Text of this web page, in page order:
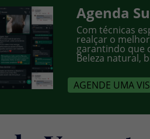
Agenda
Com técnicas
realçar o
garantindo que
Beleza natural,
AGENDE UMA